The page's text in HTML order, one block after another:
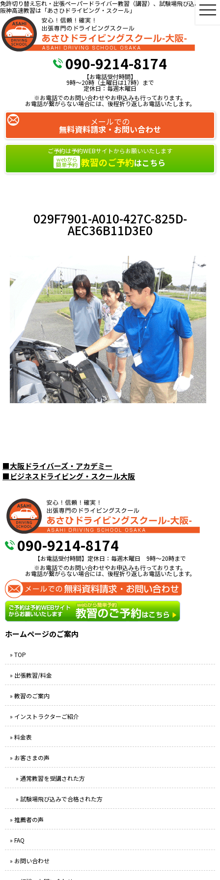
免許切り替え忘れ・出張ペーパードライバー教習（講習）、試験場飛び込み教習、
阪神高速教習は「あさひドライビング・スクール」
090-9214-8174
【お電話受付時間】
9時～20時（土曜日は17時）まで
定休日：毎週木曜日
※お電話でのお問い合わせやお申込みも行っております。
お電話が繋がらない場合には、後程折り返しお電話いたします。
メールでの
無料資料請求・お問い合わせ
ご予約は予約WEBサイトからお願いいたします
webから
簡単予約 教習のご予約はこちら
029F7901-A010-427C-825D-
AEC36B11D3E0
■大阪ドライバーズ・アカデミー
■ビジネスドライビング・スクール大阪
090-9214-8174
【お電話受付時間】定休日：毎週木曜日 9時〜20時まで
※お電話でのお問い合わせやお申込みも行っております。
お電話が繋がらない場合には、後程折り返しお電話いたします。
ホームページのご案内
» TOP
» 出張教習/料金
» 教習のご案内
» インストラクターご紹介
» 料金表
» お客さまの声
» 通常教習を受講された方
» 試験場飛び込みで合格された方
» 推薦者の声
» FAQ
» お問い合わせ